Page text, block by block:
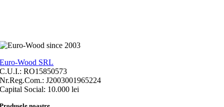
Euro-Wood SRL
C.U.I.: RO15850573
Nr.Reg.Com.: J2003001965224
Capital Social: 10.000 lei